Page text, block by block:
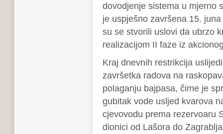
dovodjenje sistema u mjerno
je uspješno završena 15.
su se stvorili uslovi da ubrzo
realizacijom II faze iz
Kraj dnevnih restrikcija
završetka radova na
polaganju bajpasa, čime je
gubitak vode usljed kvarova
cjevovodu prema rezervoaru
dionici od Lašora do